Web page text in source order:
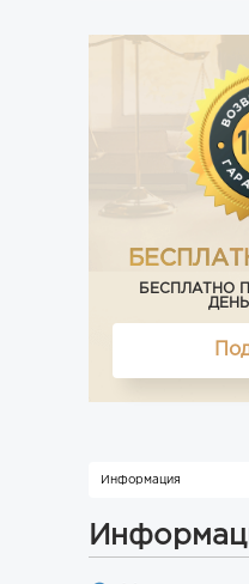
БЕСПЛАТНО
Информация